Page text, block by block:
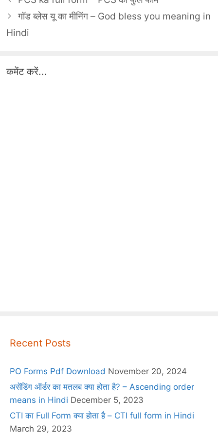
गॉड ब्लेस यू का मीनिंग – God bless you meaning in
Hindi
कमेंट करें...
Recent Posts
PO Forms Pdf Download November 20, 2024
असेंडिंग ऑर्डर का मतलब क्या होता है? – Ascending order
means in Hindi December 5, 2023
CTI का Full Form क्या होता है – CTI full form in Hindi
March 29, 2023